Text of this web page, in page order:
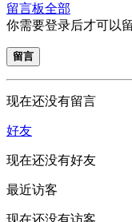
留言板全部
你需要登录后才可以
留言
现在还没有留言
好友
现在还没有好友
最近访客
现在还没有访客